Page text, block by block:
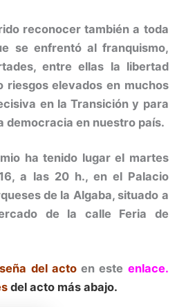
reconocer también a toda
se enfrentó al franquismo,
entre ellas la libertad
riesgos elevados en muchos
en la Transición y para
democracia en nuestro país.
ha tenido lugar el martes
a las 20 h., en el Palacio
de la Algaba, situado a
de la calle Feria de
del actoen este enlace.
del acto más abajo.